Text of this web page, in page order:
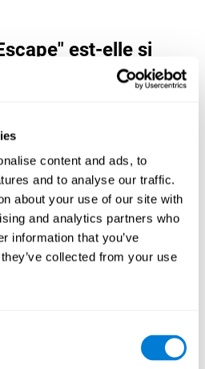
content and ads, to
and to analyse our traffic.
about your use of our site with
and analytics partners who
information that you’ve
collected from your use
est-elle si
et les concepteurs de CogniFit
de Nintendo pour créer ce jeu.
et calculer chaque
pour atteindre la fourmilière.
des jeux les plus amusants de
de défis.
"Ant Escape"
capacités
se réorganiser et à récupérer les
ou endommagées.